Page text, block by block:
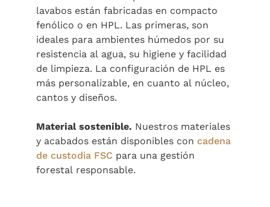
lavabos están fabricadas en compacto
fenólico o en HPL. Las primeras, son
ideales para ambientes húmedos por su
resistencia al agua, su higiene y facilidad
de limpieza. La configuración de HPL es
más personalizable, en cuanto al núcleo,
cantos y diseños.
Material sostenible. Nuestros materiales
y acabados están disponibles con cadena
de custodia FSC para una gestión
forestal responsable.